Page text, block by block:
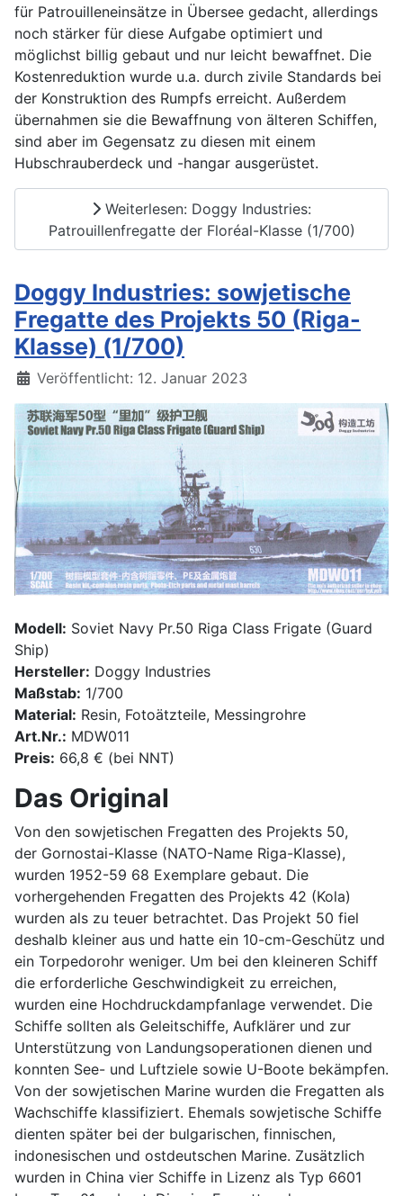
für Patrouilleneinsätze in Übersee gedacht, allerdings
noch stärker für diese Aufgabe optimiert und
möglichst billig gebaut und nur leicht bewaffnet. Die
Kostenreduktion wurde u.a. durch zivile Standards bei
der Konstruktion des Rumpfs erreicht. Außerdem
übernahmen sie die Bewaffnung von älteren Schiffen,
sind aber im Gegensatz zu diesen mit einem
Hubschrauberdeck und -hangar ausgerüstet.
Weiterlesen: Doggy Industries:
Patrouillenfregatte der Floréal-Klasse (1/700)
Doggy Industries: sowjetische
Fregatte des Projekts 50 (Riga-
Klasse) (1/700)
Details
Veröffentlicht: 12. Januar 2023
Modell: Soviet Navy Pr.50 Riga Class Frigate (Guard
Ship)
Hersteller: Doggy Industries
Maßstab: 1/700
Material: Resin, Fotoätzteile, Messingrohre
Art.Nr.: MDW011
Preis: 66,8 € (bei NNT)
Das Original
Von den sowjetischen Fregatten des Projekts 50,
der Gornostai-Klasse (NATO-Name Riga-Klasse),
wurden 1952-59 68 Exemplare gebaut. Die
vorhergehenden Fregatten des Projekts 42 (Kola)
wurden als zu teuer betrachtet. Das Projekt 50 fiel
deshalb kleiner aus und hatte ein 10-cm-Geschütz und
ein Torpedorohr weniger. Um bei den kleineren Schiff
die erforderliche Geschwindigkeit zu erreichen,
wurden eine Hochdruckdampfanlage verwendet. Die
Schiffe sollten als Geleitschiffe, Aufklärer und zur
Unterstützung von Landungsoperationen dienen und
konnten See- und Luftziele sowie U-Boote bekämpfen.
Von der sowjetischen Marine wurden die Fregatten als
Wachschiffe klassifiziert. Ehemals sowjetische Schiffe
dienten später bei der bulgarischen, finnischen,
indonesischen und ostdeutschen Marine. Zusätzlich
wurden in China vier Schiffe in Lizenz als Typ 6601